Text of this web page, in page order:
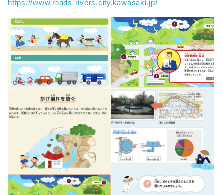
https://www.roads-rivers.city.kawasaki.jp/